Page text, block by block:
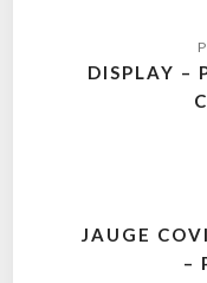
DISPLAY –
JAUGE
–